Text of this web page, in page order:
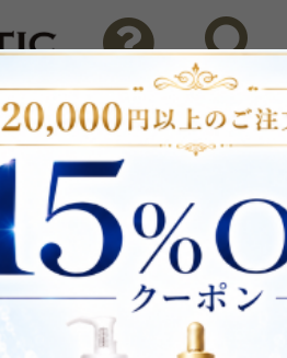
問い合わせ 検索
物でポイントプレゼント！
ル ランキング ブ
[ポーラ]